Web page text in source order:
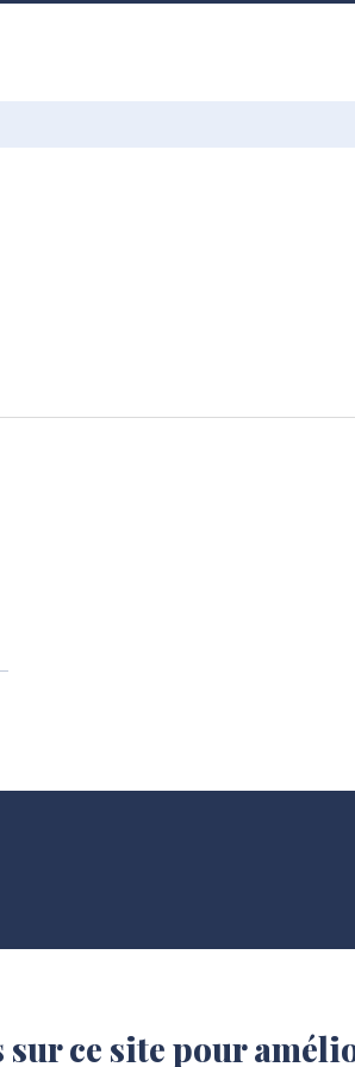
ce site pour